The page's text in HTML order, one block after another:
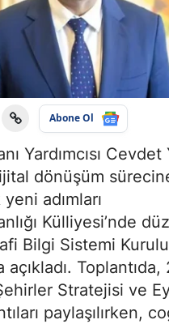
Abone Ol
Yardımcısı Cevdet
dönüşüm
adımları
Külliyesi’nde
Bilgi Sistemi Kurulu
açıkladı.
Stratejisi ve
paylaşılırken,